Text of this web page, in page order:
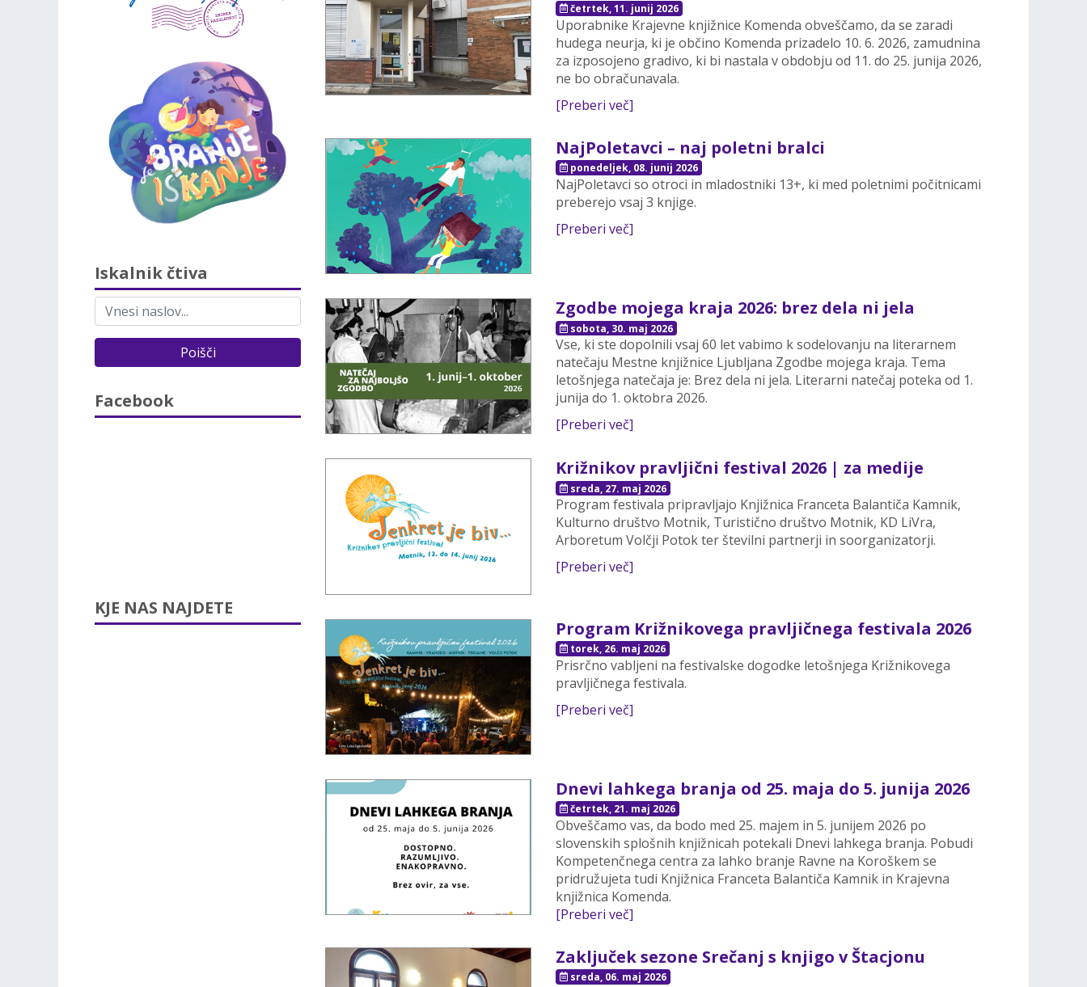
četrtek, 11. junij 2026
Uporabnike Krajevne knjižnice Komenda obveščamo, da se zaradi
hudega neurja, ki je občino Komenda prizadelo 10. 6. 2026, zamudnina
za izposojeno gradivo, ki bi nastala v obdobju od 11. do 25. junija 2026,
ne bo obračunavala.
[Preberi več]
NajPoletavci – naj poletni bralci
ponedeljek, 08. junij 2026
NajPoletavci so otroci in mladostniki 13+, ki med poletnimi počitnicami
preberejo vsaj 3 knjige.
[Preberi več]
Zgodbe mojega kraja 2026: brez dela ni jela
sobota, 30. maj 2026
Vse, ki ste dopolnili vsaj 60 let vabimo k sodelovanju na literarnem
natečaju Mestne knjižnice Ljubljana Zgodbe mojega kraja. Tema
letošnjega natečaja je: Brez dela ni jela. Literarni natečaj poteka od 1.
junija do 1. oktobra 2026.
[Preberi več]
Križnikov pravljični festival 2026 | za medije
sreda, 27. maj 2026
Program festivala pripravljajo Knjižnica Franceta Balantiča Kamnik,
Kulturno društvo Motnik, Turistično društvo Motnik, KD LiVra,
Arboretum Volčji Potok ter številni partnerji in soorganizatorji.
[Preberi več]
Program Križnikovega pravljičnega festivala 2026
torek, 26. maj 2026
Prisrčno vabljeni na festivalske dogodke letošnjega Križnikovega
pravljičnega festivala.
[Preberi več]
Dnevi lahkega branja od 25. maja do 5. junija 2026
četrtek, 21. maj 2026
Obveščamo vas, da bodo med 25. majem in 5. junijem 2026 po
slovenskih splošnih knjižnicah potekali Dnevi lahkega branja. Pobudi
Kompetenčnega centra za lahko branje Ravne na Koroškem se
pridružujeta tudi Knjižnica Franceta Balantiča Kamnik in Krajevna
knjižnica Komenda.
[Preberi več]
Zaključek sezone Srečanj s knjigo v Štacjonu
sreda, 06. maj 2026
Iskalnik čtiva
Poišči
Facebook
KJE NAS NAJDETE